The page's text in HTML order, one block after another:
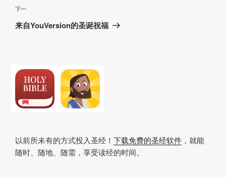
航
文
章
下
一
下一
来自YouVersion的圣诞祝福
以前所未有的方式投入圣经！ 下载免费的圣经软件 ，就能
随时、随地、随需，享受读经的时间。